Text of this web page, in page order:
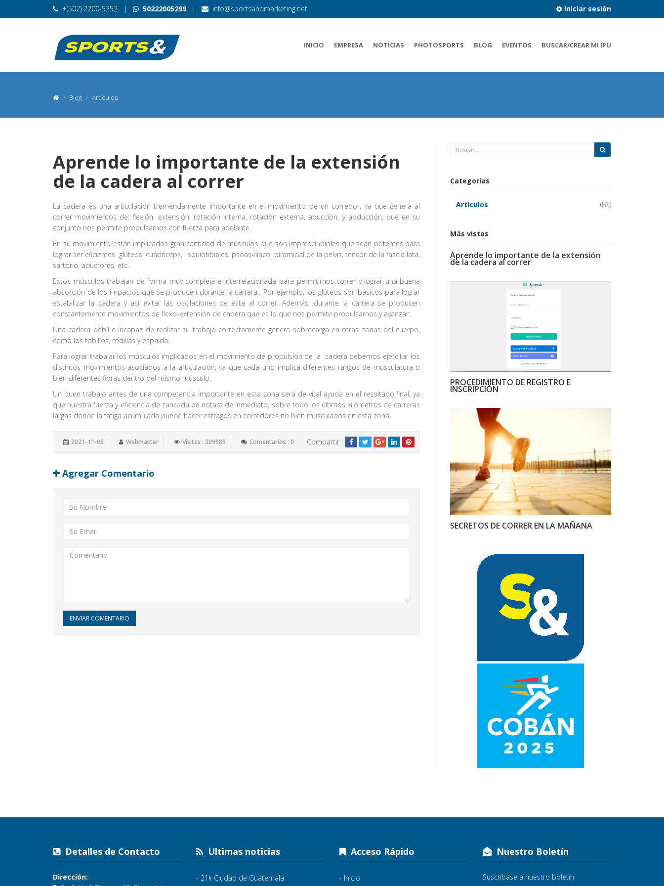
Iniciar sesión
+(502) 2200-5252 | 50222005299 | info@sportsandmarketing.net
INICIO EMPRESA NOTICIAS PHOTOSPORTS BLOG EVENTOS BUSCAR/CREAR MI IPU
Blog Artículos
Aprende lo importante de la extensión
de la cadera al correr
La cadera es una articulación tremendamente importante en el movimiento de un corredor, ya que genera al
correr movimientos de: flexión, extensión, rotación interna, rotación externa, aducción, y abducción, que en su
conjunto nos permite propulsarnos con fuerza para adelante.
En su movimiento están implicados gran cantidad de músculos que son imprescindibles que sean potentes para
lograr ser eficientes: glúteos, cuádriceps, isquiotibiales, psoas-ilíaco, piramidal de la pelvis, tensor de la fascia lata,
sartorio, aductores, etc.
Estos músculos trabajan de forma muy compleja e interrelacionada para permitirnos correr y lograr una buena
absorción de los impactos que se producen durante la carrera. Por ejemplo, los glúteos son básicos para lograr
estabilizar la cadera y así evitar las oscilaciones de ésta al correr. Además, durante la carrera se producen
constantemente movimientos de flexo-extensión de cadera que es lo que nos permite propulsarnos y avanzar.
Una cadera débil e incapaz de realizar su trabajo correctamente genera sobrecarga en otras zonas del cuerpo,
como los tobillos, rodillas y espalda.
Para lograr trabajar los músculos implicados en el movimiento de propulsión de la cadera debemos ejercitar los
distintos movimientos asociados a la articulación, ya que cada uno implica diferentes rangos de musculatura o
bien diferentes fibras dentro del mismo músculo.
Un buen trabajo antes de una competencia importante en esta zona será de vital ayuda en el resultado final, ya
que nuestra fuerza y eficiencia de zancada de notara de inmediato, sobre todo los últimos kilómetros de carreras
largas donde la fatiga acumulada puede hacer estragos en corredores no bien musculados en esta zona.
2021-11-06 Webmaster Visitas : 309989 Comentarios : 0 Compartir :
Agregar Comentario
ENVIAR COMENTARIO
Categorias
Artículos (83)
Más vistos
Aprende lo importante de la extensión
de la cadera al correr
PROCEDIMIENTO DE REGISTRO E
INSCRIPCIÓN
SECRETOS DE CORRER EN LA MAÑANA
Detalles de Contacto
Dirección:
Ultimas noticias
21k Ciudad de Guatemala
Acceso Rápido
Inicio
Nuestro Boletín
Suscríbase a nuestro boletín